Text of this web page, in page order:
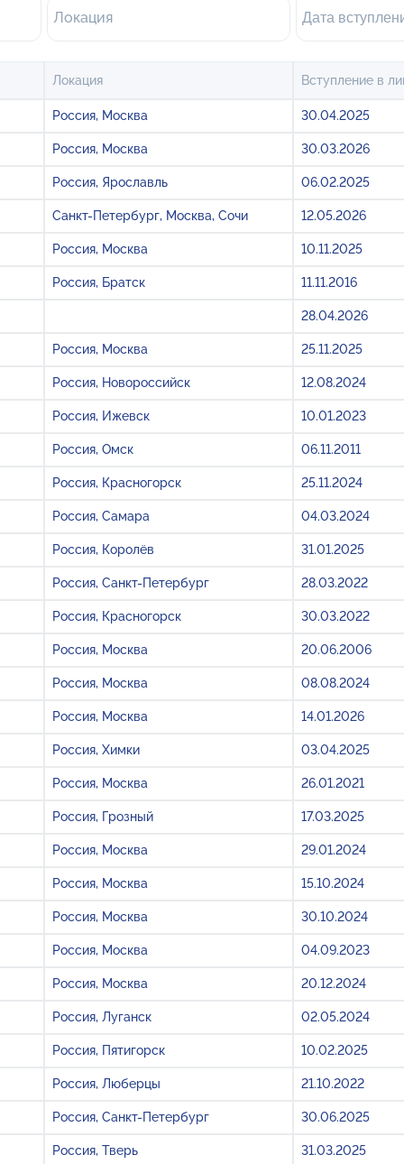
Локация
Локация Вступление в
Россия, Москва 30.04.2025
Россия, Москва 30.03.2026
Россия, Ярославль 06.02.2025
Санкт-Петербург, Москва, Сочи 12.05.2026
Россия, Москва 10.11.2025
Россия, Братск 11.11.2016
28.04.2026
Россия, Москва 25.11.2025
Россия, Новороссийск 12.08.2024
Россия, Ижевск 10.01.2023
Россия, Омск 06.11.2011
Россия, Красногорск 25.11.2024
Россия, Самара 04.03.2024
Россия, Королёв 31.01.2025
Россия, Санкт-Петербург 28.03.2022
Россия, Красногорск 30.03.2022
Россия, Москва 20.06.2006
Россия, Москва 08.08.2024
Россия, Москва 14.01.2026
Россия, Химки 03.04.2025
Россия, Москва 26.01.2021
Россия, Грозный 17.03.2025
Россия, Москва 29.01.2024
Россия, Москва 15.10.2024
Россия, Москва 30.10.2024
Россия, Москва 04.09.2023
Россия, Москва 20.12.2024
Россия, Луганск 02.05.2024
Россия, Пятигорск 10.02.2025
Россия, Люберцы 21.10.2022
Россия, Санкт-Петербург 30.06.2025
Россия, Тверь 31.03.2025